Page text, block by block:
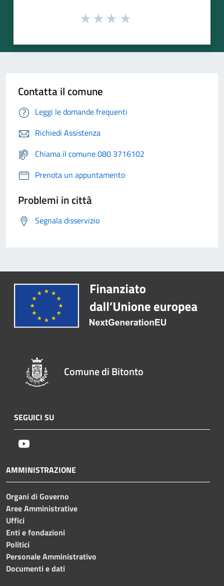
Contatta il comune
Leggi le domande frequenti
Richiedi Assistenza
Chiama il comune 080 3716102
Prenota un appuntamento
Problemi in città
Segnala disservizio
Comune di Bitonto
SEGUICI SU
AMMINISTRAZIONE
Organi di Governo
Aree Amministrative
Uffici
Enti e fondazioni
Politici
Personale Amministrativo
Documenti e dati